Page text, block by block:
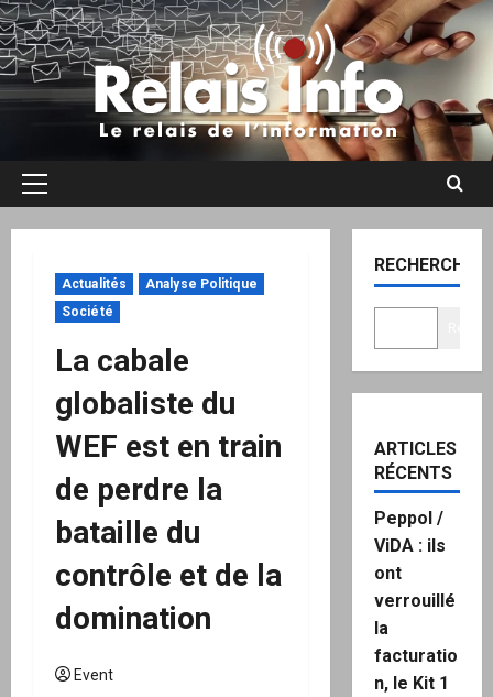
Aller
au
contenu
Menu
Actualités
Analyse Politique
Société
La cabale
globaliste du
WEF est en train
de perdre la
bataille du
contrôle et de la
domination
Event
RECHERCHER
ARTICLES
RÉCENTS
Peppol /
ViDA : ils
ont
verrouillé
la
facturatio
n, le Kit 1